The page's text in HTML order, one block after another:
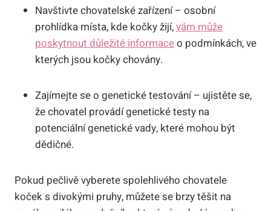
Navštivte chovatelské zařízení – osobní
prohlídka místa, kde kočky žijí,vám může
poskytnout důležité informaceo podmínkách, ve
kterých jsou kočky chovány.
Zajímejte se o genetické testování – ujistěte se,
že chovatel provádí genetické testy na
potenciální genetické vady, které mohou být
dědičné.
Pokud pečlivě vyberete spolehlivého chovatele
koček s divokými pruhy, můžete se brzy těšit na